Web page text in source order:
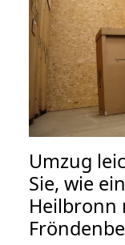
Umzug
Sie, wie
Heilbronn